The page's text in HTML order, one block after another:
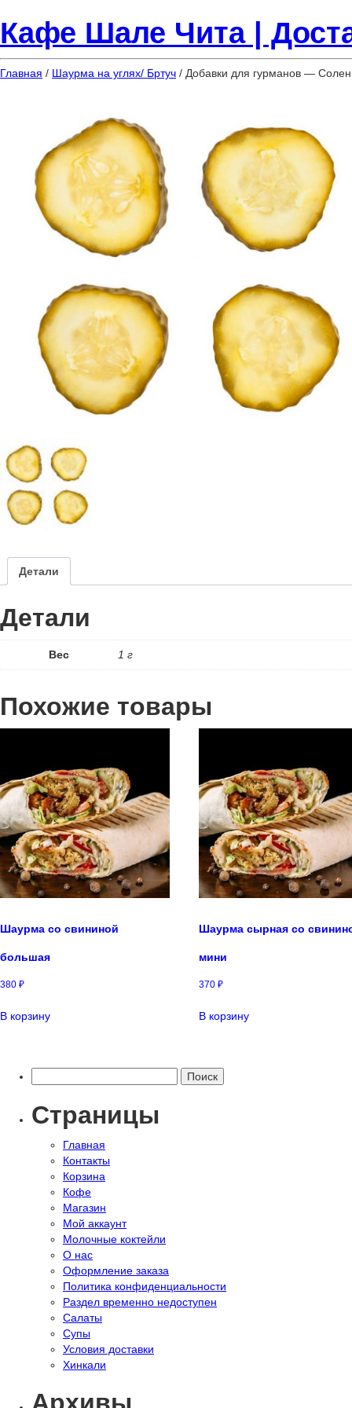
Кафе Шале Чита |
Главная / Шаурма на углях/ Бртуч / Добавки для гурманов —
Детали
Детали
Вес 1 г
Похожие товары
Шаурма со свининой
большая
380 ₽
В корзину
Шаурма сырная со
мини
370₽
В корзину
Страницы
Главная
Контакты
Корзина
Кофе
Магазин
Мой аккаунт
Молочные коктейли
О нас
Оформление заказа
Политика конфиденциальности
Раздел временно недоступен
Салаты
Супы
Условия доставки
Хинкали
Архивы